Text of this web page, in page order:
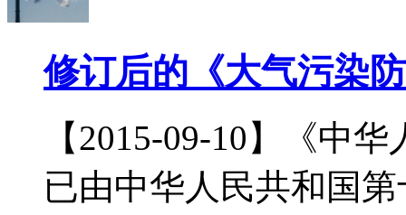
修订后的《大气污染
【2015-09-10】《中
已由中华人民共和国